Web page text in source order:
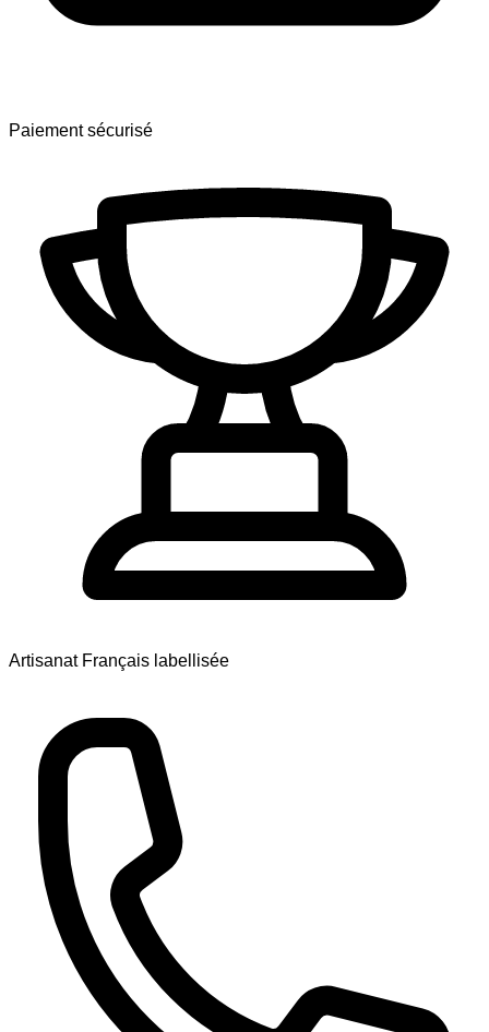
Paiement sécurisé
Artisanat Français labellisée